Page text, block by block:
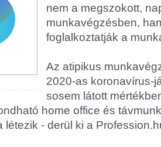
nem a megszokott,
munkavégzésben,
foglalkoztatják a
Az atipikus
2020-as koronavírus-
sosem látott
home office és
létezik - derül ki a